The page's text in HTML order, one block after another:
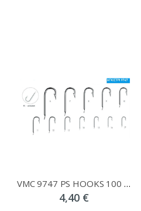
VMC 9747 PS HOOKS 100 PCS
4,40 €